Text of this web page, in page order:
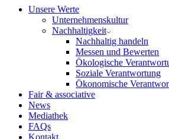
Unsere Werte
Unternehmenskultur
Nachhaltigkeit
Nachhaltig handeln
Messen und Bewerten
Ökologische
Soziale Verantwortung
Ökonomische
Fair & associative
News
Mediathek
FAQs
Kontakt